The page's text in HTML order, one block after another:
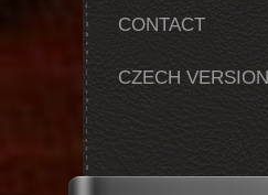
CONTACT
CZECH VERSION